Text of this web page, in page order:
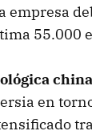
empresa
55.000
china
en